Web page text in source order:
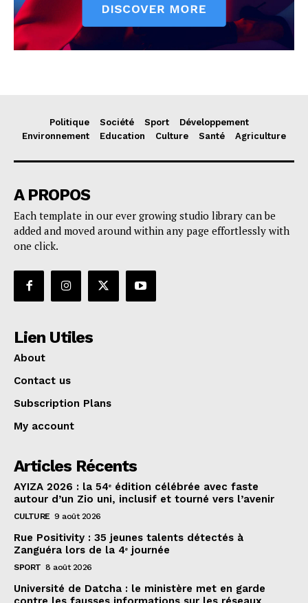
Politique Société Sport
Développement
Environnement
Education Culture Santé Agriculture
A PROPOS
Each template in our ever growing studio library can be
added and moved around within any page effortlessly with
one click.
Lien Utiles
About
Contact us
Subscription Plans
My account
Articles Récents
AYIZA 2026 : la 54ᵉ édition célébrée avec faste
autour d’un Zio uni, inclusif et tourné vers l’avenir
CULTURE 9 août 2026
Rue Positivity : 35 jeunes talents détectés à
Zanguéra lors de la 4ᵉ journée
SPORT 8 août 2026
Université de Datcha : le ministère met en garde